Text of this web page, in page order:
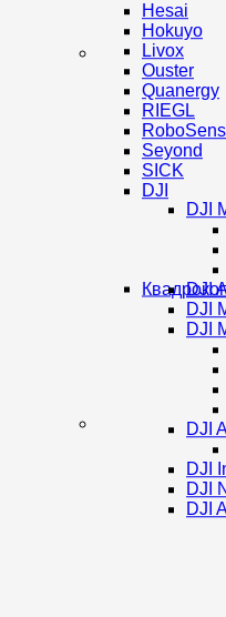
Hesai
Hokuyo
Livox
Ouster
Quanergy
RIEGL
Seyond
SICK
DJI
DJI
DJI
DJI
DJI
DJI
DJI
DJI
DJI